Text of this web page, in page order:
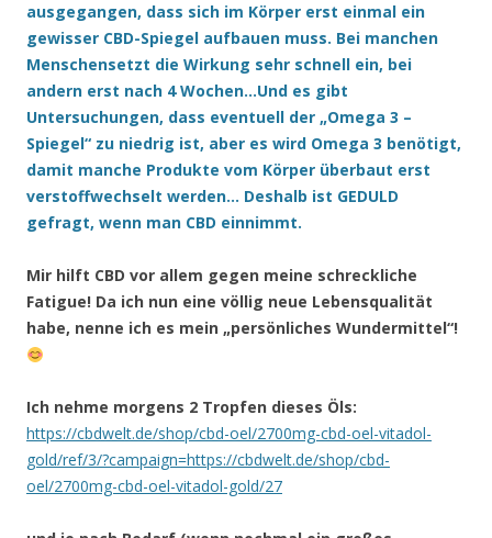
ausgegangen, dass sich im Körper erst einmal ein
gewisser CBD-Spiegel aufbauen muss. Bei manchen
Menschensetzt die Wirkung sehr schnell ein, bei
andern erst nach 4 Wochen…Und es gibt
Untersuchungen, dass eventuell der „Omega 3 –
Spiegel“ zu niedrig ist, aber es wird Omega 3 benötigt,
damit manche Produkte vom Körper überbaut erst
verstoffwechselt werden… Deshalb ist GEDULD
gefragt, wenn man CBD einnimmt.
Mir hilft CBD vor allem gegen meine schreckliche
Fatigue! Da ich nun eine völlig neue Lebensqualität
habe, nenne ich es mein „persönliches Wundermittel“!
Ich nehme morgens 2 Tropfen dieses Öls:
https://cbdwelt.de/shop/cbd-oel/2700mg-cbd-oel-vitadol-
gold/ref/3/?campaign=https://cbdwelt.de/shop/cbd-
oel/2700mg-cbd-oel-vitadol-gold/27